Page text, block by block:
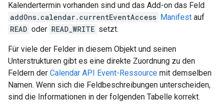
Kalendertermin vorhanden sind und das Add-on das Feld
addOns.calendar.currentEventAccess Manifest auf
READ oder READ_WRITE setzt.
Für viele der Felder in diesem Objekt und seinen
Unterstrukturen gibt es eine direkte Zuordnung zu den
Feldern der Calendar API Event-Ressource mit demselben
Namen. Wenn sich die Feldbeschreibungen unterscheiden,
sind die Informationen in der folgenden Tabelle korrekt.